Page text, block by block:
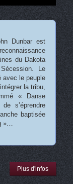
Dunbar est
du Dakota
Le
avec le peuple
la tribu,
« Danse
s’éprendre
baptisée
»…
Plus d'infos